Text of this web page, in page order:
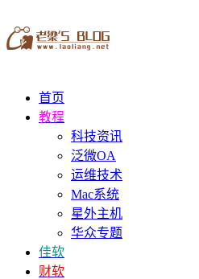
首页
教程
科技资讯
泛微OA
运维技术
Mac系统
星外主机
华众专题
佳软
财软